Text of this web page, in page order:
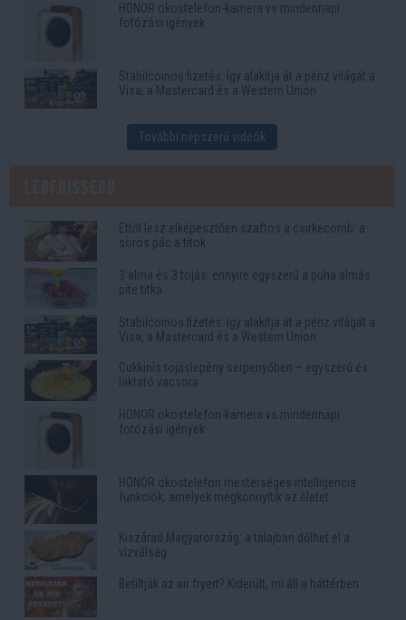
HONOR okostelefon-kamera vs mindennapi
fotózási igények
Stabilcoinos fizetés: így alakítja át a pénz világát a
Visa, a Mastercard és a Western Union
További népszerű videók
Ettől lesz elképesztően szaftos a csirkecomb: a
sörös pác a titok
3 alma és 3 tojás: ennyire egyszerű a puha almás
pite titka
Stabilcoinos fizetés: így alakítja át a pénz világát a
Visa, a Mastercard és a Western Union
Cukkinis tojáslepény serpenyőben – egyszerű és
laktató vacsora
HONOR okostelefon-kamera vs mindennapi
fotózási igények
HONOR okostelefon mesterséges intelligencia
funkciók, amelyek megkönnyítik az életet
Kiszárad Magyarország: a talajban dőlhet el a
vízválság
Betiltják az air fryert? Kiderült, mi áll a háttérben